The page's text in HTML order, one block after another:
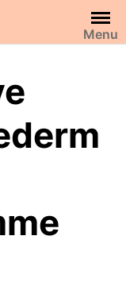
Menu